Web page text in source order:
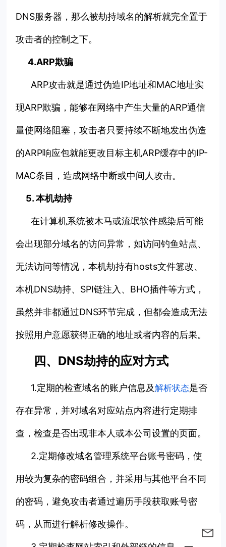
DNS服务器，那么被劫持域名的解析就完全置于
攻击者的控制之下。
4.ARP欺骗
ARP攻击就是通过伪造IP地址和MAC地址实
现ARP欺骗，能够在网络中产生大量的ARP通信
量使网络阻塞，攻击者只要持续不断地发出伪造
的ARP响应包就能更改目标主机ARP缓存中的IP-
MAC条目，造成网络中断或中间人攻击。
5. 本机劫持
在计算机系统被木马或流氓软件感染后可能
会出现部分域名的访问异常，如访问钓鱼站点、
无法访问等情况，本机劫持有hosts文件篡改、
本机DNS劫持、SPI链注入、BHO插件等方式，
虽然并非都通过DNS环节完成，但都会造成无法
按照用户意愿获得正确的地址或者内容的后果。
四、DNS劫持的应对方式
1.定期的检查域名的账户信息及解析状态是否
存在异常，并对域名对应站点内容进行定期排
查，检查是否出现非本人或本公司设置的页面。
2.定期修改域名管理系统平台账号密码，使
用较为复杂的密码组合，并采用与其他平台不同
的密码，避免攻击者通过遍历手段获取账号密
码，从而进行解析修改操作。